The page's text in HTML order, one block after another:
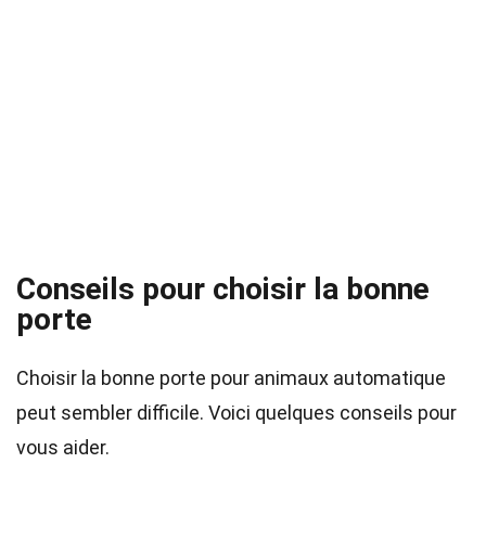
Conseils pour choisir la bonne
porte
Choisir la bonne porte pour animaux automatique
peut sembler difficile. Voici quelques conseils pour
vous aider.